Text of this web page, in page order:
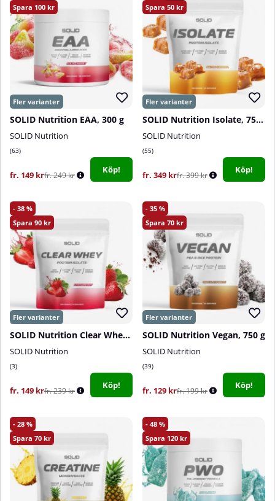
100
SOLID Nutrition EAA, 300 g
SOLID Nutrition
63
fr. 149 krfr. 249 kr
Köp!
50
SOLID Nutrition Isolate, 750 g
SOLID Nutrition
55
fr. 349 krfr. 399 kr
Köp!
38
90
SOLID Nutrition Clear Whey, 300 g
SOLID Nutrition
3
fr. 149 krfr. 239 kr
Köp!
35
70
SOLID Nutrition Vegan, 750 g
SOLID Nutrition
39
fr. 129 krfr. 199 kr
Köp!
28
70
48
120